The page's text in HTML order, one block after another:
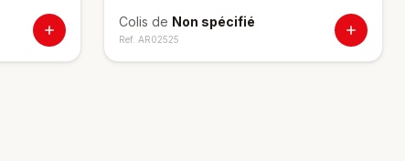
Colis de Non spécifié
Ref. AR02525